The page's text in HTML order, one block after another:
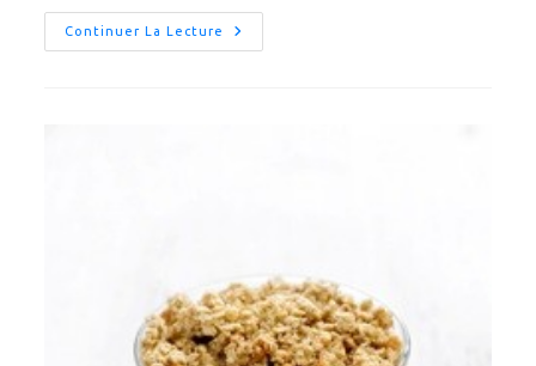
Continuer La Lecture
Entremet
Aux